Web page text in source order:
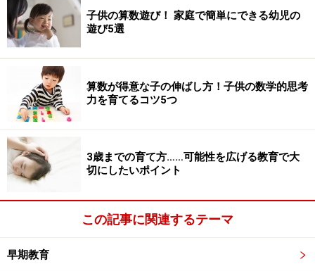
本校は国際化社会の到来に対応して、附属学校としての
使命と任務を更に一段と果たすため、第3学年より帰国
児童と外国籍児童を別途、募集しています。この帰国児
童・外国籍児童と一般児童による混合学級で、共に国際
化社会に対応できる人間となることを目指して研究を進
めています。
学校災害特別研究児童の受入れを行っています。
平成13年6月8日に起こりました児童等殺傷事件を契機に
学校災害における兄弟姉妹の死亡という喪失体験をもつ
児童を受け入れることにしました。大阪教育大学研究チ
程と支援のあり方に関する研究を、附属小学校に於いて
子供の算数遊び！ 家庭で簡単にできる幼児の
遊び5選
算数が得意な子の伸ばし方！子供の数学的思考
力を育てるコツ5つ
3歳までの育て方……可能性を広げる教育で大
切にしたいポイント
この記事に関連するテーマ
早期教育